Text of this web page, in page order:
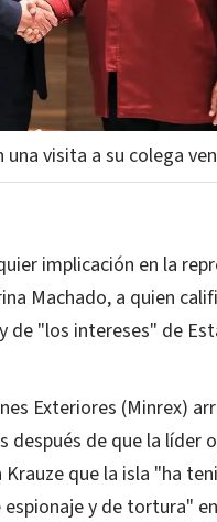
visita a su colega
implicación en la
Machado, a quien
de "los intereses" de
Exteriores (Minrex)
de que la líder
que la isla "ha
y de tortura"